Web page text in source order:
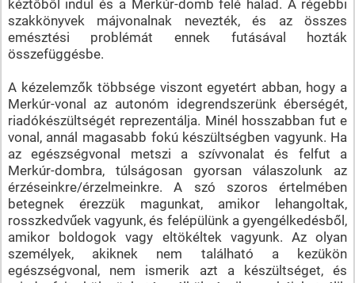
kéztőből indul és a Merkúr-domb felé halad. A régebbi
szakkönyvek májvonalnak nevezték, és az összes
emésztési problémát ennek futásával hozták
összefüggésbe.
A kézelemzők többsége viszont egyetért abban, hogy a
Merkúr-vonal az autonóm idegrendszerünk éberségét,
riadókészültségét reprezentálja. Minél hosszabban fut e
vonal, annál magasabb fokú készültségben vagyunk. Ha
az egészségvonal metszi a szívvonalat és felfut a
Merkúr-dombra, túlságosan gyorsan válaszolunk az
érzéseinkre/érzelmeinkre. A szó szoros értelmében
betegnek érezzük magunkat, amikor lehangoltak,
rosszkedvűek vagyunk, és felépülünk a gyengélkedésből,
amikor boldogok vagy eltökéltek vagyunk. Az olyan
személyek, akiknek nem található a kezükön
egészségvonal, nem ismerik azt a készültséget, és